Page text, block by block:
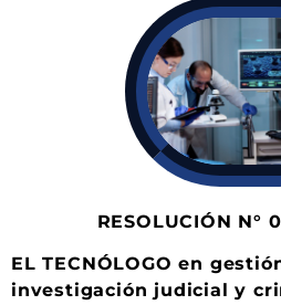
RESOLUCIÓN N°
EL TECNÓLOGO en
investigación judicial y